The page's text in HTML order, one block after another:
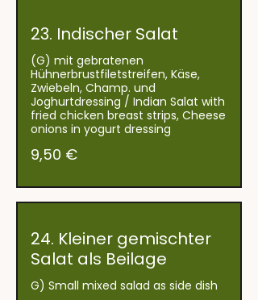
23. Indischer Salat
(G) mit gebratenen
Hühnerbrustfiletstreifen, Käse,
Zwiebeln, Champ. und
Joghurtdressing / Indian Salat with
fried chicken breast strips, Cheese
onions in yogurt dressing
9,50 €
24. Kleiner gemischter
Salat als Beilage
G) Small mixed salad as side dish